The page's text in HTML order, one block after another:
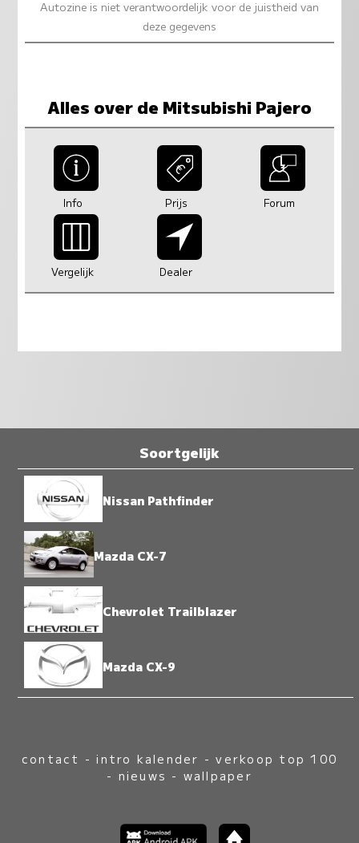
Autozine is niet verantwoordelijk voor de juistheid van
deze gegevens
Alles over de Mitsubishi Pajero
Info Prijs Forum
Vergelijk Dealer
Soortgelijk
Nissan Pathfinder
Mazda CX-7
Chevrolet Trailblazer
Mazda CX-9
contact -intro kalender -verkoop top 100
- nieuws - wallpaper